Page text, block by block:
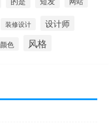
装修设计 设计师
颜色 风格